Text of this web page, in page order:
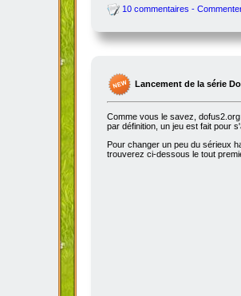
10 commentaires -
Lancement de la série
Comme vous le savez,
par définition, un jeu est fait pour
Pour changer un peu du sérieux
trouverez ci-dessous le tout